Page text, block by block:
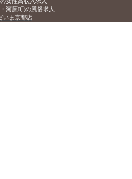
河原町)の風俗求人
いま京都店